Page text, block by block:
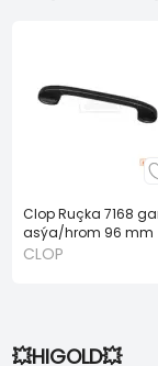
Clop Ruçka 7168
asýa/hrom 96 mm
CLOP
💥HIGOLD💥